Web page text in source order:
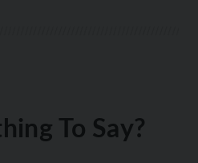
To Say?